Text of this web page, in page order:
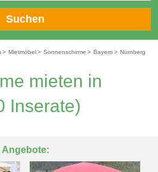
Suchen
> Mietmöbel> Sonnenschirme > Bayern > Nürnberg
mieten in
Inserate)
Angebote: